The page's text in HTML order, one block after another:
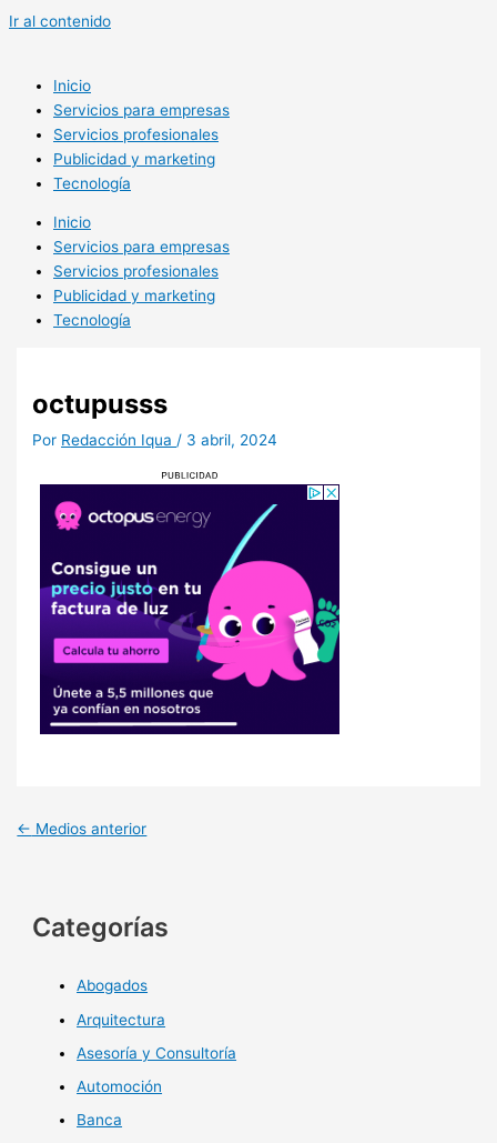
Ir al contenido
Inicio
Servicios para empresas
Servicios profesionales
Publicidad y marketing
Tecnología
Inicio
Servicios para empresas
Servicios profesionales
Publicidad y marketing
Tecnología
octupusss
Por Redacción Iqua / 3 abril, 2024
← Medios anterior
Categorías
Abogados
Arquitectura
Asesoría y Consultoría
Automoción
Banca